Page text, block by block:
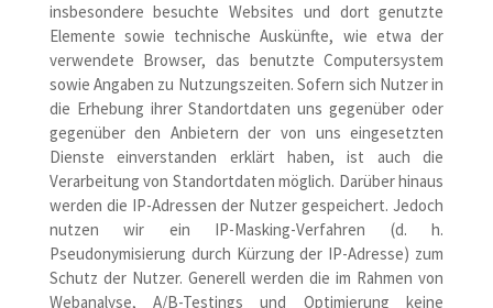
insbesondere besuchte Websites und dort genutzte
Elemente sowie technische Auskünfte, wie etwa der
verwendete Browser, das benutzte Computersystem
sowie Angaben zu Nutzungszeiten. Sofern sich Nutzer in
die Erhebung ihrer Standortdaten uns gegenüber oder
gegenüber den Anbietern der von uns eingesetzten
Dienste einverstanden erklärt haben, ist auch die
Verarbeitung von Standortdaten möglich. Darüber hinaus
werden die IP-Adressen der Nutzer gespeichert. Jedoch
nutzen wir ein IP-Masking-Verfahren (d. h.
Pseudonymisierung durch Kürzung der IP-Adresse) zum
Schutz der Nutzer. Generell werden die im Rahmen von
Webanalyse, A/B-Testings und Optimierung keine